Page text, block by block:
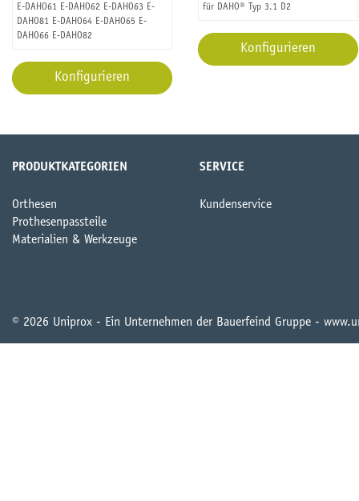
E-DAHO61 E-DAHO62 E-DAHO63 E-
DAHO81 E-DAHO64 E-DAHO65 E-
DAHO66 E-DAHO82
Konfigurieren
für DAHO® Typ 3.1 D2
Konfigurieren
PRODUKTKATEGORIEN
Orthesen
Prothesenpassteile
Materialien & Werkzeuge
SERVICE
Kundenservice
© 2026 Uniprox - Ein Unternehmen der Bauerfeind Gruppe -